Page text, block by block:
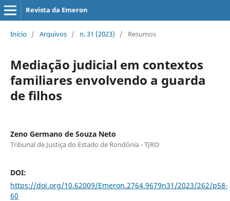
Revista da Emeron
Início / Arquivos / n. 31 (2023) / Resumos
Mediação judicial em contextos
familiares envolvendo a guarda
de filhos
Zeno Germano de Souza Neto
Tribunal de Justiça do Estado de Rondônia - TJRO
DOI:
https://doi.org/10.62009/Emeron.2764.9679n31/2023/262/p58-
60